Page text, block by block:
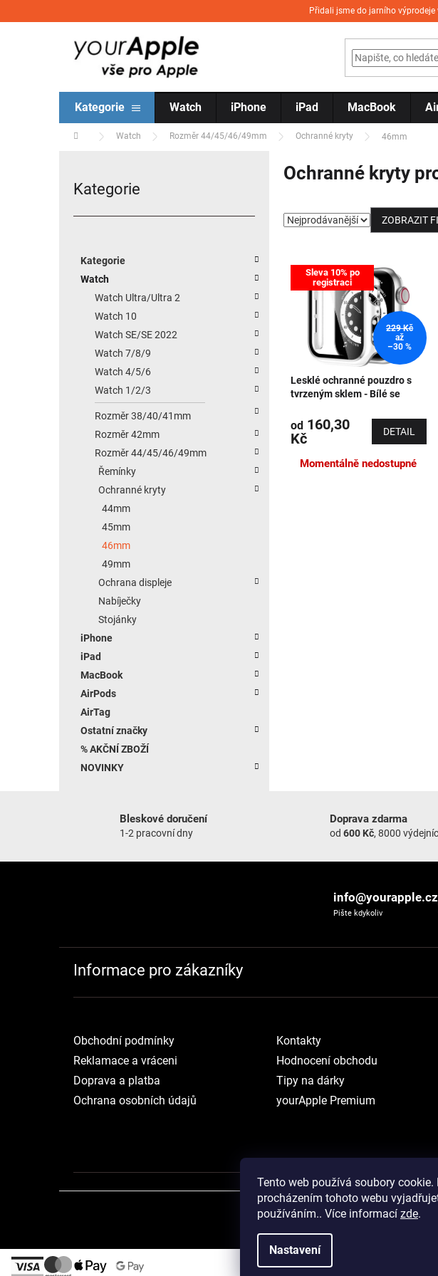
Tento web používá soubory cookie.
procházením tohoto webu
používáním.. Více informací zde.
Nastavení
Přidali jsme do jarního výprodeje
Kategorie Watch iPhone iPad MacBook
Domů Watch Rozměr 44/45/46/49mm Ochranné kryty 46mm
Přeskočit kategorie
Kategorie
Kategorie
Watch
Watch Ultra/Ultra 2
Watch 10
Watch SE/SE 2022
Watch 7/8/9
Watch 4/5/6
Watch 1/2/3
Rozměr 38/40/41mm
Rozměr 42mm
Rozměr 44/45/46/49mm
Řemínky
Ochranné kryty
44mm
45mm
46mm
49mm
Ochrana displeje
Nabíječky
Stojánky
iPhone
iPad
MacBook
AirPods
AirTag
Ostatní značky
% AKČNÍ ZBOŽÍ
NOVINKY
Ochranné kryty
ZOBRAZIT
Výpis produktů
Sleva 10% po
registraci
229 Kč
až
–30 %
Lesklé ochranné pouzdro s
tvrzeným sklem - Bílé se
od 160,30
Kč
DETAIL
Momentálně nedostupné
Bleskové doručení
1-2 pracovní dny
Doprava zdarma
od 600 Kč, 8000
info@yourapple.cz
Pište kdykoliv
Informace pro zákazníky
Obchodní podmínky
Reklamace a vráceni
Doprava a platba
Ochrana osobních údajů
Kontakty
Hodnocení obchodu
Tipy na dárky
yourApple Premium
Vytvořil Shoptet